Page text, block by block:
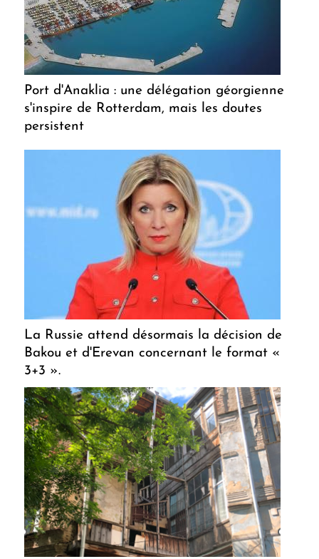
Port d'Anaklia : une délégation géorgienne
s'inspire de Rotterdam, mais les doutes
persistent
La Russie attend désormais la décision de
Bakou et d'Erevan concernant le format «
3+3 ».